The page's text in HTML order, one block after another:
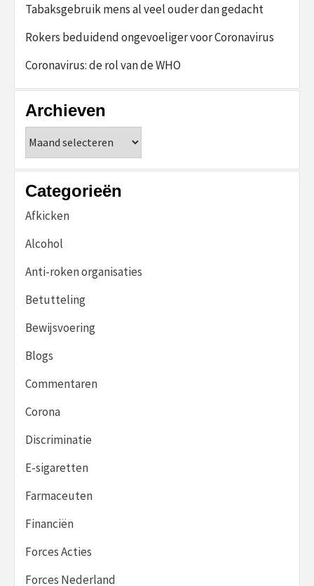
Tabaksgebruik mens al veel ouder dan gedacht
Rokers beduidend ongevoeliger voor Coronavirus
Coronavirus: de rol van de WHO
Archieven
Categorieën
Afkicken
Alcohol
Anti-roken organisaties
Betutteling
Bewijsvoering
Blogs
Commentaren
Corona
Discriminatie
E-sigaretten
Farmaceuten
Financiën
Forces Acties
Forces Nederland